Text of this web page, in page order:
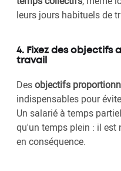
leurs jours habituels de
4. Fixez des objectifs
travail
Desobjectifs
indispensables pour
Un salarié à temps
qu'un temps plein : il
en conséquence.